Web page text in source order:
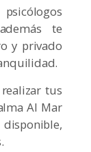
te
y privado
tus
Al Mar